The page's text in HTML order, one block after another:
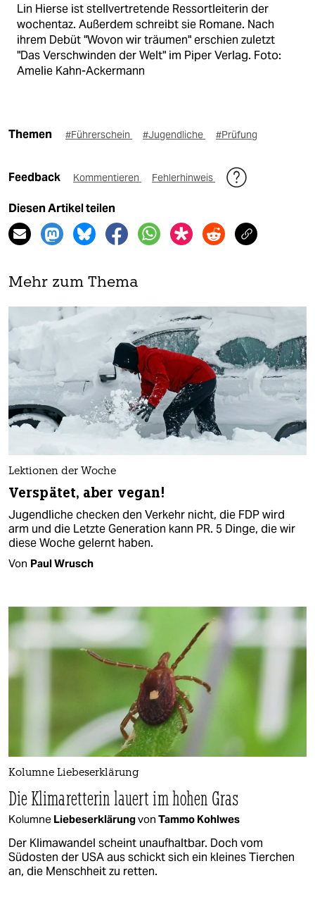
Lin Hierse ist stellvertretende Ressortleiterin der
wochentaz. Außerdem schreibt sie Romane. Nach
ihrem Debüt "Wovon wir träumen" erschien zuletzt
"Das Verschwinden der Welt" im Piper Verlag. Foto:
Amelie Kahn-Ackermann
Themen #Führerschein #Jugendliche #Prüfung
Feedback Kommentieren Fehlerhinweis
Diesen Artikel teilen
Mehr zum Thema
Lektionen der Woche
Verspätet, aber vegan!
Jugendliche checken den Verkehr nicht, die FDP wird
arm und die Letzte Generation kann PR. 5 Dinge, die wir
diese Woche gelernt haben.
Von Paul Wrusch
Kolumne Liebeserklärung
Die Klimaretterin lauert im hohen Gras
Kolumne Liebeserklärungvon Tammo Kohlwes
Der Klimawandel scheint unaufhaltbar. Doch vom
Südosten der USA aus schickt sich ein kleines Tierchen
an, die Menschheit zu retten.